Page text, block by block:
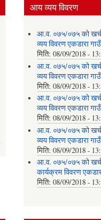
आय व्यय विवरण
आ.व. ०७५/०७५ को
व्यय विवरण एकडारा
मिति:08/09/2018 -
आ.व. ०७५/०७५ को
व्यय विवरण एकडारा
मिति:08/09/2018 -
आ.व. ०७५/०७५ को खर्च
व्यय विवरण एकडारा
मिति:08/09/2018 -
आ.व. ०७५/०७५ को
व्यय विवरण एकडारा
मिति:08/09/2018 -
आ.व. ०७५/०७५ को
कार्यक्रम विवरण
मिति:08/09/2018 -